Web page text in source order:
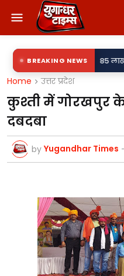
BREAKING NEWS
मुकदमा दर्ज,• 85 लाख का खेल या
Home उत्तर प्रदेश
कुश्ती में गोरखपुर
दबदबा
by Yugandhar Times